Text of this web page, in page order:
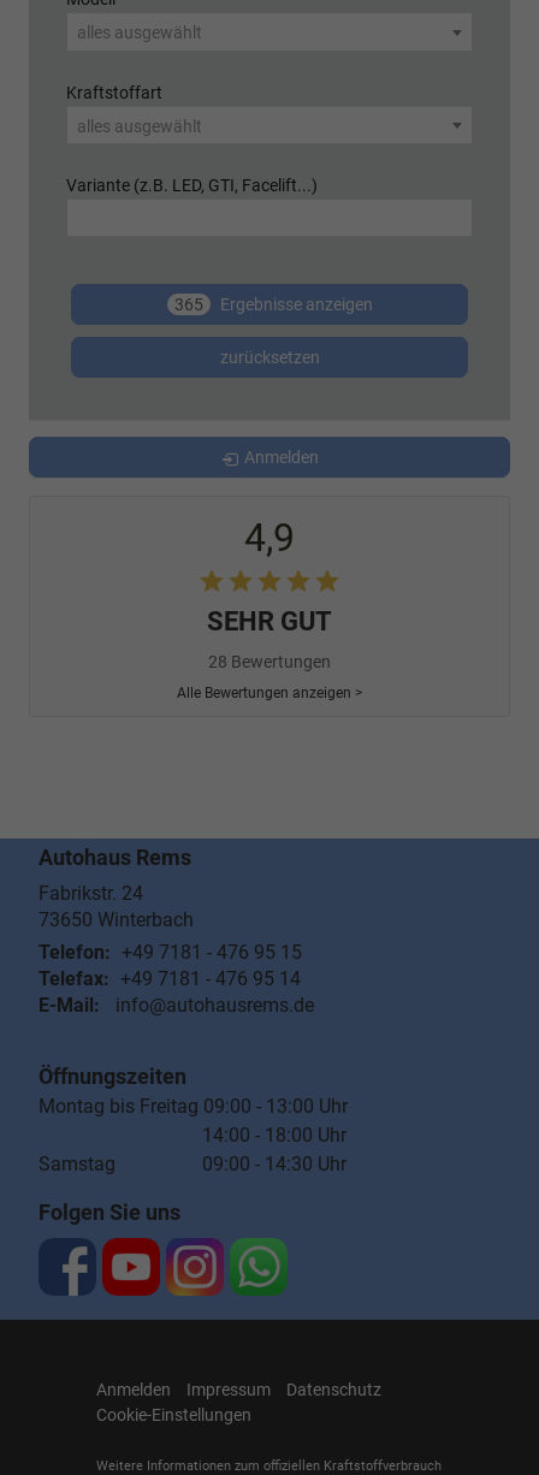
alles ausgewählt
Kraftstoffart
alles ausgewählt
Variante (z.B. LED, GTI, Facelift...)
365 Ergebnisse anzeigen
zurücksetzen
Anmelden
4,9
SEHR GUT
28 Bewertungen
Alle Bewertungen anzeigen >
Autohaus Rems
Fabrikstr. 24
73650 Winterbach
Telefon: +49 7181 - 476 95 15
Telefax: +49 7181 - 476 95 14
E-Mail:
info@autohausrems.de
Öffnungszeiten
Montag bis Freitag 09:00 - 13:00 Uhr
14:00 - 18:00 Uhr
Samstag 09:00 - 14:30 Uhr
Folgen Sie uns
Anmelden Impressum
Datenschutz
Cookie-Einstellungen
Weitere Informationen zum offiziellen Kraftstoffverbrauch